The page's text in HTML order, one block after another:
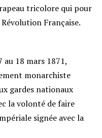
tricolore qui pour
Française.
au 18 mars 1871,
monarchiste
gardes nationaux
la volonté de faire
signée avec la